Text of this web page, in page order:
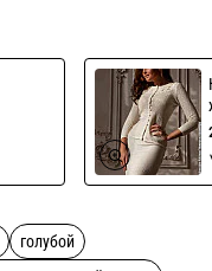
голубой